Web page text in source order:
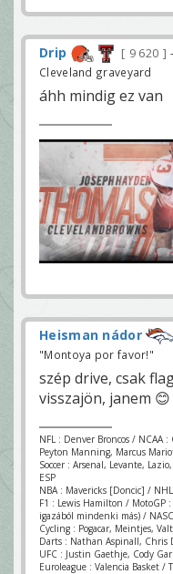
Drip 9 620
Cleveland graveyard
áhh mindig ez van
Heisman nádor
"Montoya por favor!"
szép drive, csak
visszajön, janem 😊
NFL : Denver Broncos / NCAA
Peyton Manning, Marcus
Soccer : Arsenal, Levante,
ESP
NBA : Mavericks [Doncic] /
F1 : Lewis Hamilton / MotoGP :
igazából mindenki más) /
Cycling : Pogacar, Meintjes,
Darts : Nathan Aspinall, Chris
UFC : Justin Gaethje, Cody
Euroleague : Valencia Basket /